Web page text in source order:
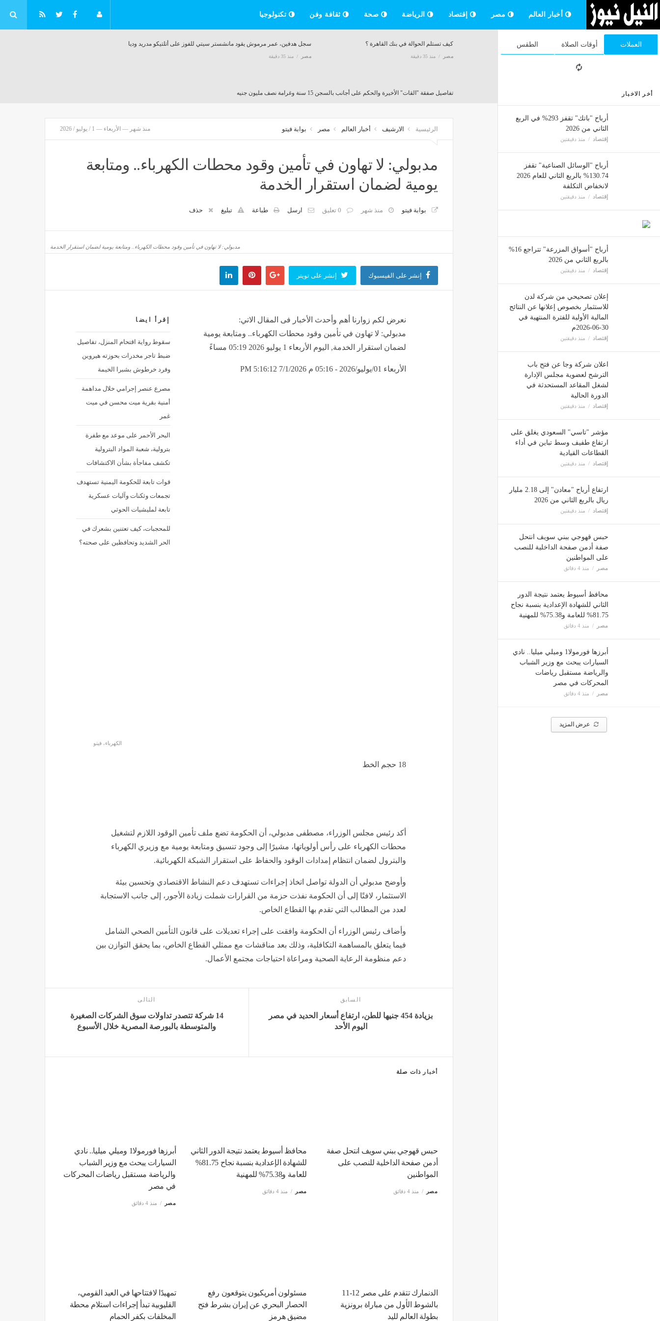
أخبار العالم مصر إقتصاد الرياضة صحة ثقافة وفن تكنولوجيا
العملات أوقات الصلاة الطقس
أخر الاخبار
أرباح "باتك" تقفز 293% في الربع
الثاني من 2026
إقتصاد منذ دقيقتين
أرباح "الوسائل الصناعية" تقفز
130.74% بالربع الثاني للعام 2026
لانخفاض التكلفة
إقتصاد منذ دقيقتين
أرباح "أسواق المزرعة" تتراجع 16%
بالربع الثاني من 2026
إقتصاد منذ دقيقتين
إعلان تصحيحي من شركة لدن
للاستثمار بخصوص إعلانها عن النتائج
المالية الأولية للفترة المنتهية في
30-06-2026م
إقتصاد منذ دقيقتين
اعلان شركة وجا عن فتح باب
الترشح لعضوية مجلس الإدارة
لشغل المقاعد المستحدثة في
الدورة الحالية
إقتصاد منذ دقيقتين
مؤشر "تاسي" السعودي يغلق على
ارتفاع طفيف وسط تباين في أداء
القطاعات القيادية
إقتصاد منذ دقيقتين
ارتفاع أرباح "معادن" إلى 2.18 مليار
ريال بالربع الثاني من 2026
إقتصاد منذ دقيقتين
حبس قهوجي ببني سويف انتحل
صفة أدمن صفحة الداخلية للنصب
على المواطنين
مصر منذ 4 دقائق
محافظ أسيوط يعتمد نتيجة الدور
الثاني للشهادة الإعدادية بنسبة نجاح
81.75% للعامة و75.38% للمهنية
مصر منذ 4 دقائق
أبرزها فورمولا1 وميلي ميليا.. نادي
السيارات يبحث مع وزير الشباب
والرياضة مستقبل ‏‏‏رياضات
المحركات في مصر
مصر منذ 4 دقائق
عرض المزيد
كيف تستلم الحوالة في بنك القاهرة ؟
مصر منذ 35 دقيقة
سجل هدفين، عمر مرموش يقود مانشستر سيتي للفوز على أتلتيكو مدريد وديا
مصر منذ 35 دقيقة
تفاصيل صفقة "القات" الأخيرة والحكم على أجانب بالسجن 15 سنة وغرامة نصف مليون جنيه
إعلامي تركي يكشف حكاية فيلا محمد صلاح الفاخرة وسر تواجده في الفندق (فيديو) سماع دوي انفجارين عنيفين في مدينة تعز باليمن
انخفاض الذرة والصويا والردة، أسعار الأعلاف والحبوب اليوم في الأسواق
مصر منذ 35 دقيقة مصر منذ 35 دقيقة
سقوط مسيرة إسرائيلية بسبب خلل فنى قرب منزل فى جنوب لبنان وإصابة شخصين
الرئيسية الارشيف أخبار العالم مصر بوابة فيتو منذ شهر — الأربعاء — 1 / يوليو / 2026
مدبولي: لا تهاون في تأمين وقود محطات الكهرباء.. ومتابعة
يومية لضمان استقرار الخدمة
بوابة فيتو منذ شهر 0 تعليق ارسل طباعة تبليغ حذف
مدبولي: لا تهاون في تأمين وقود محطات الكهرباء.. ومتابعة يومية لضمان استقرار الخدمة
إنشر على الفيسبوك إنشر على تويتر
إقرأ ايضا
سقوط رواية اقتحام المنزل، تفاصيل
ضبط تاجر مخدرات بحوزته هيروين
وفرد خرطوش بشبرا الخيمة
مصرع عنصر إجرامي خلال مداهمة
أمنية بقرية ميت محسن في ميت
غمر
البحر الأحمر على موعد مع طفرة
بترولية، شعبة المواد البترولية
تكشف مفاجأة بشأن الاكتشافات
قوات تابعة للحكومة اليمنية تستهدف
تجمعات وثكنات وآليات عسكرية
تابعة لمليشيات الحوثي
للمحجبات، كيف تعتنين بشعرك في
الحر الشديد وتحافظين على صحته؟
نعرض لكم زوارنا أهم وأحدث الأخبار فى المقال الاتي:
مدبولي: لا تهاون في تأمين وقود محطات الكهرباء.. ومتابعة يومية
لضمان استقرار الخدمة, اليوم الأربعاء 1 يوليو 2026 05:19 مساءً
الأربعاء 01/يوليو/2026 - 05:16 م 7/1/2026 5:16:12 PM
الكهرباء، فيتو
18 حجم الخط
أكد رئيس مجلس الوزراء، مصطفى مدبولي، أن الحكومة تضع ملف تأمين الوقود اللازم لتشغيل
محطات الكهرباء على رأس أولوياتها، مشيرًا إلى وجود تنسيق ومتابعة يومية مع وزيري الكهرباء
والبترول لضمان انتظام إمدادات الوقود والحفاظ على استقرار الشبكة الكهربائية.
وأوضح مدبولي أن الدولة تواصل اتخاذ إجراءات تستهدف دعم النشاط الاقتصادي وتحسين بيئة
الاستثمار، لافتًا إلى أن الحكومة نفذت حزمة من القرارات شملت زيادة الأجور، إلى جانب الاستجابة
لعدد من المطالب التي تقدم بها القطاع الخاص.
وأضاف رئيس الوزراء أن الحكومة وافقت على إجراء تعديلات على قانون التأمين الصحي الشامل
فيما يتعلق بالمساهمة التكافلية، وذلك بعد مناقشات مع ممثلي القطاع الخاص، بما يحقق التوازن بين
دعم منظومة الرعاية الصحية ومراعاة احتياجات مجتمع الأعمال.
السابق
بزيادة 454 جنيها للطن، ارتفاع أسعار الحديد في مصر
اليوم الأحد
التالى
14 شركة تتصدر تداولات سوق الشركات الصغيرة
والمتوسطة بالبورصة المصرية خلال الأسبوع
أخبار ذات صلة
حبس قهوجي ببني سويف انتحل صفة
أدمن صفحة الداخلية للنصب على
المواطنين
مصر منذ 4 دقائق
محافظ أسيوط يعتمد نتيجة الدور الثاني
للشهادة الإعدادية بنسبة نجاح 81.75%
للعامة و75.38% للمهنية
مصر منذ 4 دقائق
أبرزها فورمولا1 وميلي ميليا.. نادي
السيارات يبحث مع وزير الشباب
والرياضة مستقبل ‏‏‏رياضات المحركات
في مصر
مصر منذ 4 دقائق
الدنمارك تتقدم على مصر 12-11
بالشوط الأول من مباراة برونزية
بطولة العالم لليد
مسئولون أمريكيون يتوقعون رفع
الحصار البحري عن إيران بشرط فتح
مضيق هرمز
تمهيدًا لافتتاحها في العيد القومي،
القليوبية تبدأ إجراءات استلام محطة
المخلفات بكفر الحمام